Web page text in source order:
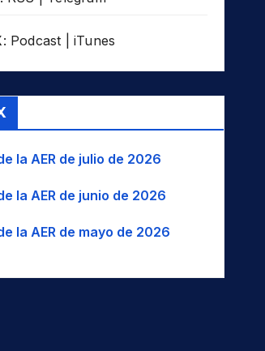
: Podcast iTunes
la AER de julio de 2026
la AER de junio de 2026
la AER de mayo de 2026